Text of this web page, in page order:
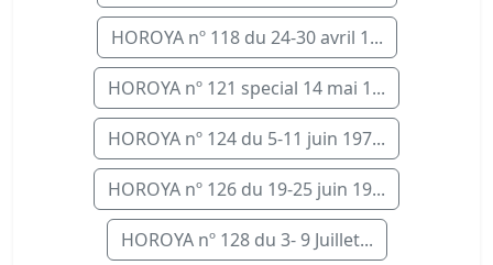
HOROYA nº 118 du 24-30 avril 1...
HOROYA nº 121 special 14 mai 1...
HOROYA nº 124 du 5-11 juin 197...
HOROYA nº 126 du 19-25 juin 19...
HOROYA nº 128 du 3- 9 Juillet...